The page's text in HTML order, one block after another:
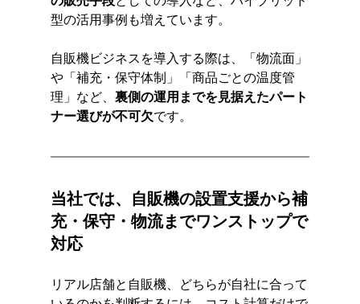
型の活用事例も増えています。
自販機ビジネスを導入する際は、「物流面」
や「補充・保守体制」「商品ごとの温度管
理」など、 裏側の運用までを見据えたパート
ナー選びが不可欠です。
当社では、自販機の設置支援から補
充・保守・物流までワンストップで
対応
リアル店舗と自販機、どちらが自社に合って